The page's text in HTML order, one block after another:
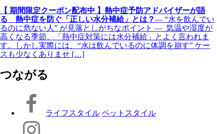
【 期間限定クーポン配布中 】熱中症予防アドバイザーが語
る 熱中症を防ぐ「正しい水分補給」とは？― “水を飲んでい
るのに危ない人” が見落としがちなポイント ― 気温や湿度が
高くなる季節、「熱中症対策には水分補給」とよく言われま
す。しかし実際には、“水は飲んでいるのに体調を崩す” ケー
スも少なくありませ […]
つながる
ライフスタイル ペットスタイル